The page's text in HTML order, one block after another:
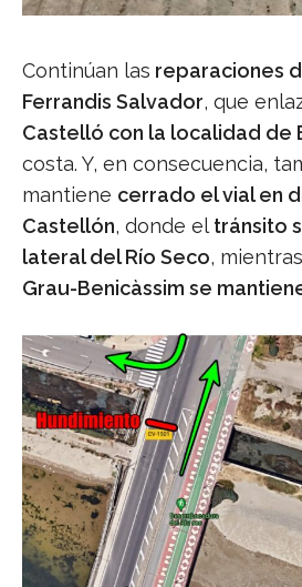
Continúan las reparaciones
Ferrandis Salvador, que
Castelló con la localidad de
costa. Y, en consecuencia,
mantiene cerrado el vial en
Castellón, donde eltránsito
lateral del Río Seco,
Grau-Benicàssim se